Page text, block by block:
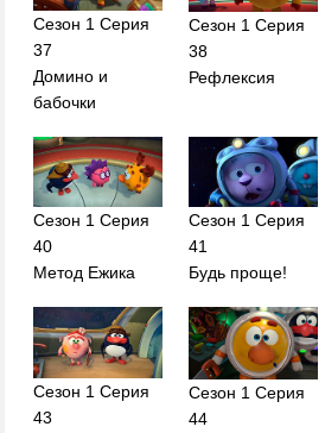
Сезон 1 Серия
37
Домино и
бабочки
Сезон 1 Серия
38
Рефлексия
Сезон 1 Серия
40
Метод Ежика
Сезон 1 Серия
41
Будь проще!
Сезон 1 Серия
43
Сезон 1 Серия
44